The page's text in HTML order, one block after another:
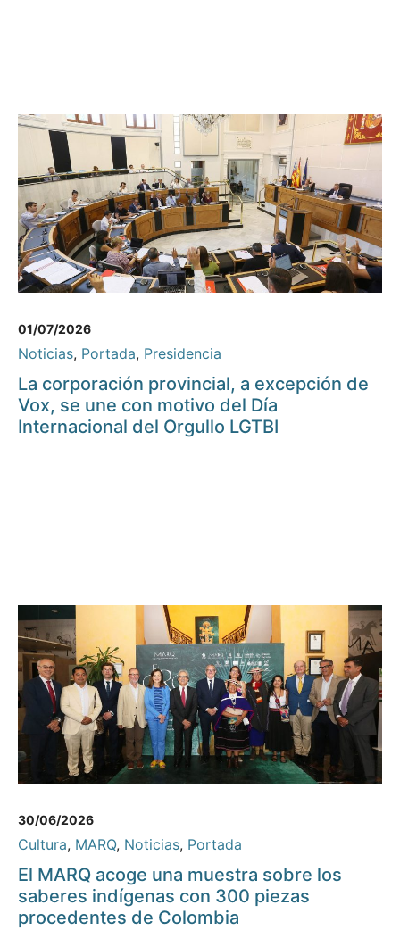
01/07/2026
Noticias, Portada, Presidencia
La corporación provincial, a excepción de
Vox, se une con motivo del Día
Internacional del Orgullo LGTBI
30/06/2026
Cultura, MARQ, Noticias, Portada
El MARQ acoge una muestra sobre los
saberes indígenas con 300 piezas
procedentes de Colombia